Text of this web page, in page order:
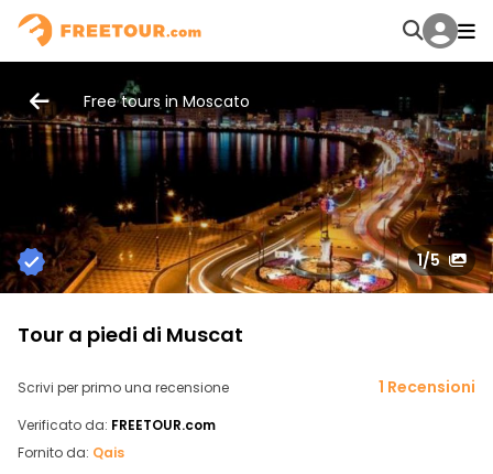
Free tours in Moscato
1/5
Tour a piedi di Muscat
Scrivi per primo una recensione 1 Recensioni
Verificato da: FREETOUR.com
Fornito da: Qais